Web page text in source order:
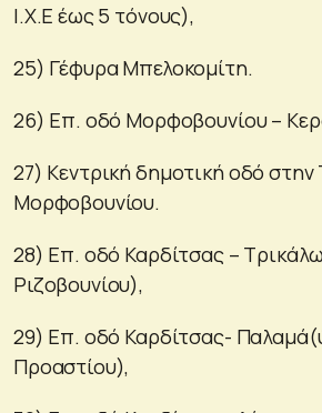
Ι.Χ.Ε έως 5 τόνους),
25) Γέφυρα Μπελοκομίτη.
26) Επ. οδό Μορφοβουνίου –
27) Κεντρική δημοτική οδό στην
Μορφοβουνίου.
28) Επ. oδό Καρδίτσας –
Ριζοβουνίου),
29) Επ. oδό Καρδίτσας-
Προαστίου),